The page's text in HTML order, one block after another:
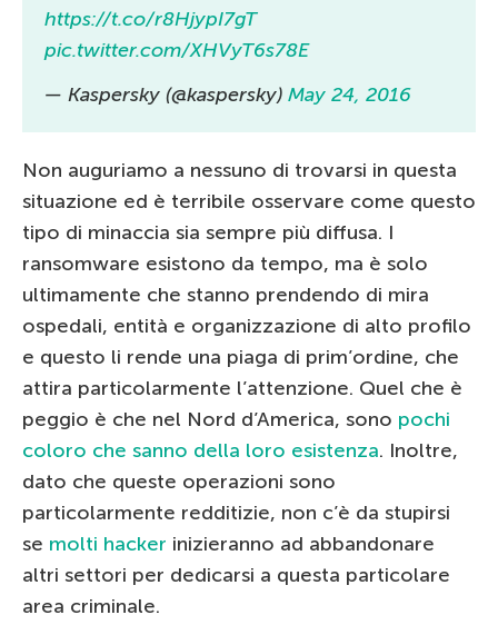
https://t.co/r8HjypI7gT
pic.twitter.com/XHVyT6s78E
— Kaspersky (@kaspersky) May 24, 2016
Non auguriamo a nessuno di trovarsi in questa
situazione ed è terribile osservare come questo
tipo di minaccia sia sempre più diffusa. I
ransomware esistono da tempo, ma è solo
ultimamente che stanno prendendo di mira
ospedali, entità e organizzazione di alto profilo
e questo li rende una piaga di prim’ordine, che
attira particolarmente l’attenzione. Quel che è
peggio è che nel Nord d’America, sono pochi
coloro che sanno della loro esistenza. Inoltre,
dato che queste operazioni sono
particolarmente redditizie, non c’è da stupirsi
se molti hacker inizieranno ad abbandonare
altri settori per dedicarsi a questa particolare
area criminale.